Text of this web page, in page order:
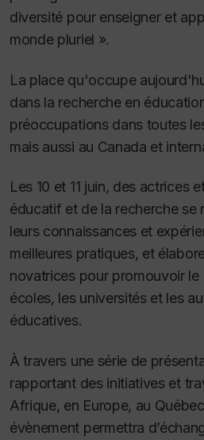
diversité pour enseigner et
monde pluriel ».
La place qu'occupe
dans la recherche en
préoccupations dans toutes
mais aussi au Canada et
Les 10 et 11 juin, des actrices
éducatif et de la recherche se
leurs connaissances et
meilleures pratiques, et
novatrices pour promouvoir le
écoles, les universités et les
éducatives.
À travers une série de
rapportant des initiatives et
Afrique, en Europe, au
évènement permettra